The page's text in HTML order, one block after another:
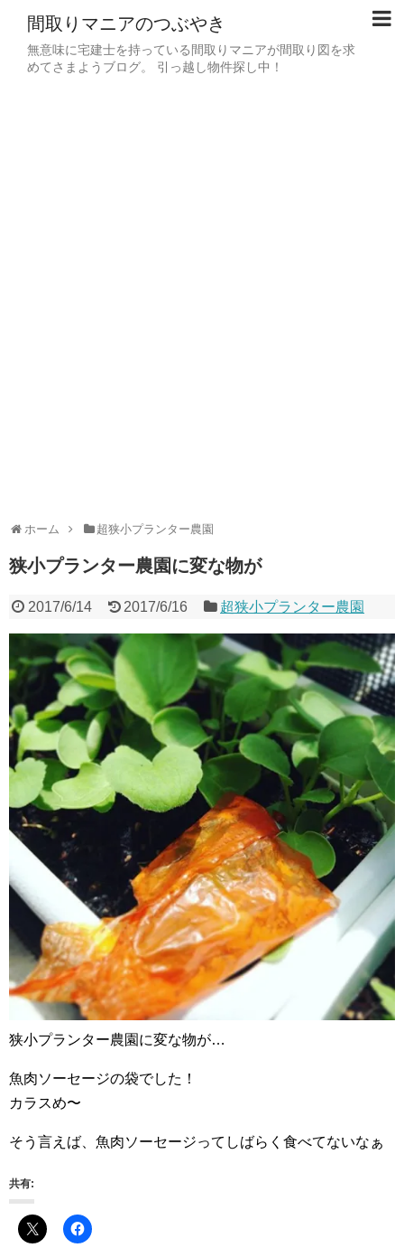
間取りマニアのつぶやき
無意味に宅建士を持っている間取りマニアが間取り図を求
めてさまようブログ。 引っ越し物件探し中！
ホーム 超狭小プランター農園
狭小プランター農園に変な物が
2017/6/14 2017/6/16 超狭小プランター農園
狭小プランター農園に変な物が…
魚肉ソーセージの袋でした！
カラスめ〜
そう言えば、魚肉ソーセージってしばらく食べてないなぁ
共有: